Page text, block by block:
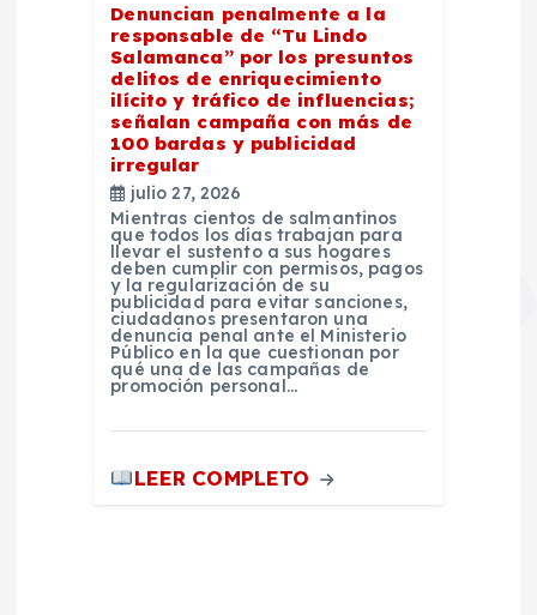
Denuncian penalmente a la
responsable de “Tu Lindo
Salamanca” por los presuntos
delitos de enriquecimiento
ilícito y tráfico de influencias;
señalan campaña con más de
100 bardas y publicidad
irregular
julio 27, 2026
Mientras cientos de salmantinos
que todos los días trabajan para
llevar el sustento a sus hogares
deben cumplir con permisos, pagos
y la regularización de su
publicidad para evitar sanciones,
ciudadanos presentaron una
denuncia penal ante el Ministerio
Público en la que cuestionan por
qué una de las campañas de
promoción personal…
LEER COMPLETO